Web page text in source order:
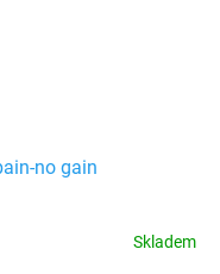
no gain
Skladem